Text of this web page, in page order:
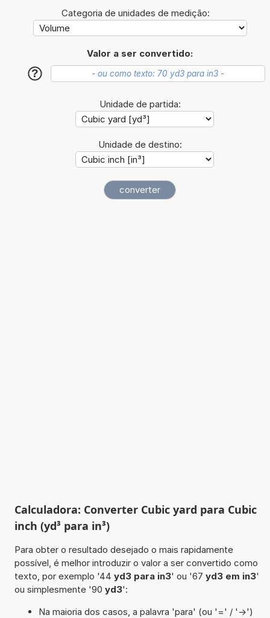
Categoria de unidades de medição:
Valor a ser convertido:
?
Unidade de partida:
Unidade de destino:
Calculadora: Converter Cubic yard para Cubic
inch (yd³ para in³)
Para obter o resultado desejado o mais rapidamente
possível, é melhor introduzir o valor a ser convertido como
texto, por exemplo '44 yd3 para in3' ou '67 yd3 em in3'
ou simplesmente '90 yd3':
Na maioria dos casos, a palavra 'para' (ou '=' / '->')